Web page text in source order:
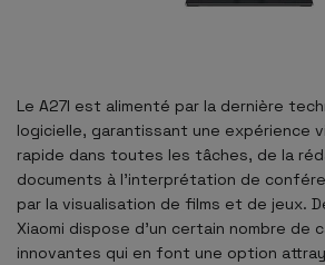
Le A27I est alimenté par la dernière
logicielle, garantissant une expérience
rapide dans toutes les tâches, de la
documents à l'interprétation de
par la visualisation de films et de jeux.
Xiaomi dispose d'un certain nombre de
innovantes qui en font une option